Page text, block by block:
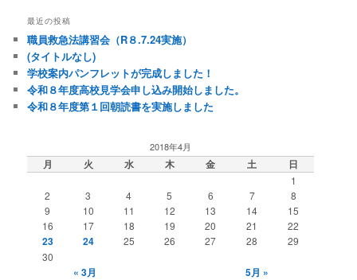
最近の投稿
職員救急法講習会（R８.7.24実施）
(タイトルなし)
学校案内パンフレットが完成しました！
令和８年度高校見学会申し込み開始しました。
令和８年度第１回朝読書を実施しました
2018年4月
月 火 水 木 金 土 日
1
2
3 4 5 6 7
8
9
10 11 12 13 14
15
16
17 18 19 20 21 22
23 24 25 26 27 28
29
30
« 3月 5月 »